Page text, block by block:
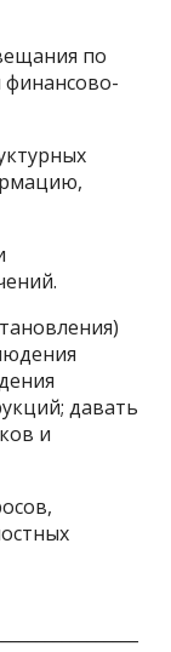
по
финансово-
давать
и